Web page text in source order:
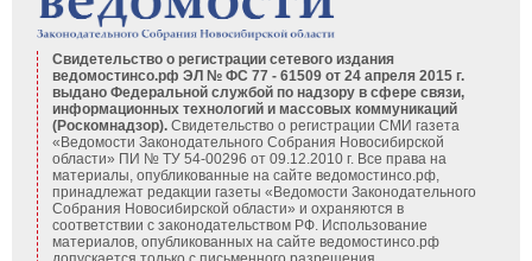
Свидетельство о регистрации сетевого издания
ведомостинсо.рф ЭЛ № ФС 77 - 61509 от 24 апреля 2015 г.
выдано Федеральной службой по надзору в сфере связи,
информационных технологий и массовых коммуникаций
(Роскомнадзор). Свидетельство о регистрации СМИ газета
«Ведомости Законодательного Собрания Новосибирской
области» ПИ № ТУ 54-00296 от 09.12.2010 г. Все права на
материалы, опубликованные на сайте ведомостинсо.рф,
принадлежат редакции газеты «Ведомости Законодательного
Собрания Новосибирской области» и охраняются в
соответствии с законодательством РФ. Использование
материалов, опубликованных на сайте ведомостинсо.рф